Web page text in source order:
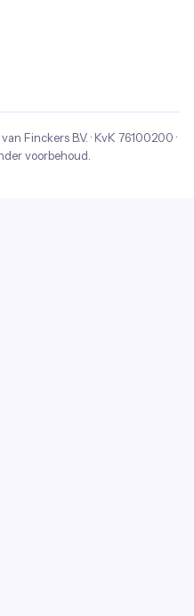
Finckers B.V. · KvK 76100200 ·
voorbehoud.